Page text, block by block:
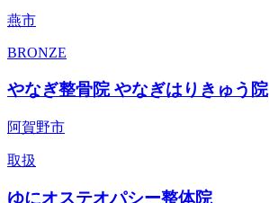
燕市
BRONZE
やなぎ整骨院 やなぎはりきゅう院
阿賀野市
取扱
ゆにオステオパシー整体院